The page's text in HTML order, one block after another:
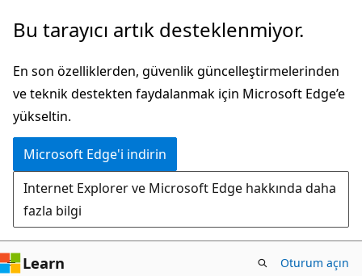
Ana
atla
Bu tarayıcı artık desteklenmiyor.
En son özelliklerden, güvenlik güncelleştirmelerinden
ve teknik destekten faydalanmak için Microsoft Edge’e
yükseltin.
Microsoft Edge'i indirin
Internet Explorer ve Microsoft Edge hakkında daha
fazla bilgi
Learn Oturum açın